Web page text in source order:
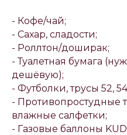
- Кофе/чай;
- Сахар, сладости;
- Роллтон/доширак;
- Туалетная бумага
дешёвую);
- Футболки, трусы 52,
- Противопростудные
влажные салфетки;
- Газовые баллоны